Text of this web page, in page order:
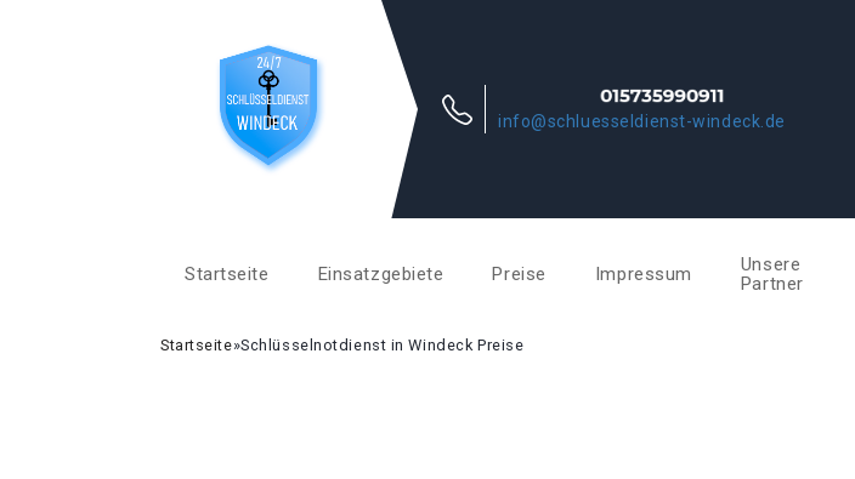
info@schluesseldienst-windeck.de
Startseite Einsatzgebiete Preise Impressum
Unsere
Partner
Startseite»Schlüsselnotdienst in Windeck Preise